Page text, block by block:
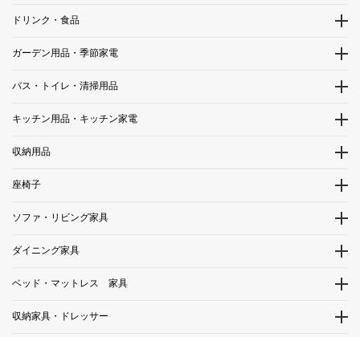
ドリンク・食品
ガーデン用品・季節家電
バス・トイレ・清掃用品
キッチン用品・キッチン家電
収納用品
座椅子
ソファ・リビング家具
ダイニング家具
ベッド・マットレス 家具
収納家具・ドレッサー